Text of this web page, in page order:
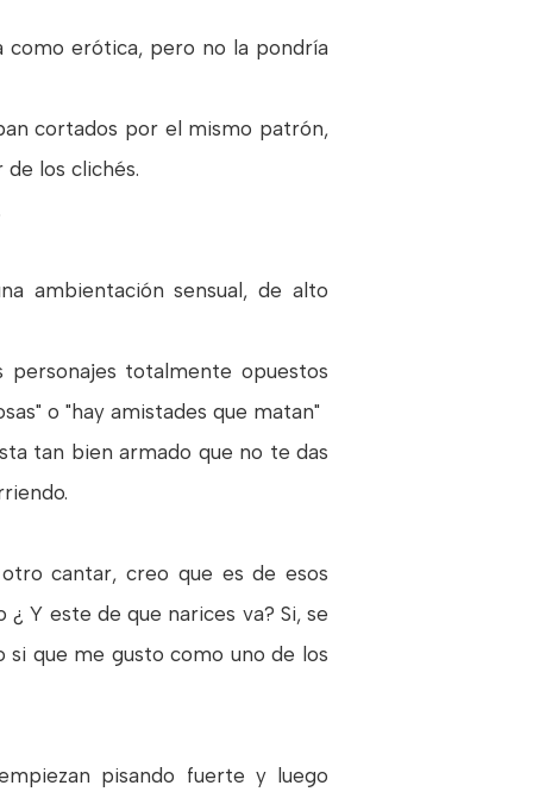
como erótica, pero no la pondría
cortados por el mismo patrón,
los clichés.
ambientación sensual, de alto
totalmente opuestos
o "hay amistades que matan"
tan bien armado que no te das
cantar, creo que es de esos
Y este de que narices va? Si, se
si que me gusto como uno de los
pisando fuerte y luego